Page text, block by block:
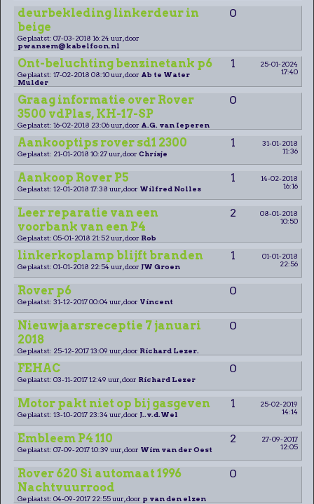
deurbekleding linkerdeur in
beige
0
Geplaatst: 07-03-2018 16:24 uur, door
pwansem@kabelfoon.nl
Ont-beluchting benzinetank p6 1
25-01-2024
17:40
Geplaatst: 17-02-2018 08:10 uur, door Ab te Water
Mulder
Graag informatie over Rover
3500 vdPlas, KH-17-SP
0
Geplaatst: 16-02-2018 23:06 uur, door A.G. van Ieperen
Aankooptips rover sd1 2300 1
31-01-2018
11:36
Geplaatst: 21-01-2018 10:27 uur, door Chrisje
Aankoop Rover P5 1
14-02-2018
16:16
Geplaatst: 12-01-2018 17:38 uur, door Wilfred Nolles
Leer reparatie van een
voorbank van een P4
2
08-01-2018
10:50
Geplaatst: 05-01-2018 21:52 uur, door Rob
linkerkoplamp blijft branden 1
01-01-2018
22:56
Geplaatst: 01-01-2018 22:54 uur, door JW Groen
Rover p6 0
Geplaatst: 31-12-2017 00:04 uur, door Vincent
Nieuwjaarsreceptie 7 januari
2018
0
Geplaatst: 25-12-2017 13:09 uur, door Richard Lezer.
FEHAC 0
Geplaatst: 03-11-2017 12:49 uur, door Richard Lezer
Motor pakt niet op bij gasgeven 1
25-02-2019
14:14
Geplaatst: 13-10-2017 23:34 uur, door J..v.d.Wel
Embleem P4 110 2
27-09-2017
12:05
Geplaatst: 07-09-2017 10:39 uur, door Wim van der Oest
Rover 620 Si automaat 1996
Nachtvuurrood
0
Geplaatst: 04-09-2017 22:55 uur, door p van den elzen